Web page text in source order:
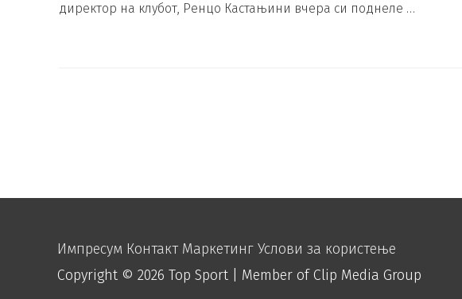
директор на клубот, Ренцо Кастањини вчера си поднеле …
Импресум Контакт Маркетинг Услови за користење
Copyright © 2026 Top Sport | Member of Clip Media Group